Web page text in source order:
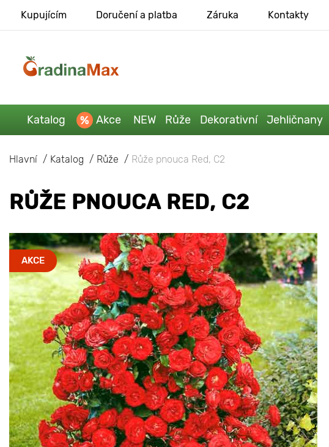
Kupujícím Doručení a platba Záruka Kontakty
Katalog Akce NEW Růže Dekorativní Jehličnany
Hlavní Katalog Růže Růže pnouca Red, C2
RŮŽE PNOUCA RED, C2
AKCE